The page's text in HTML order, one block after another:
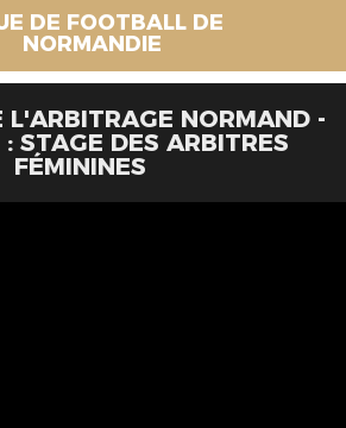
DE FOOTBALL DE
NORMANDIE
L'ARBITRAGE NORMAND -
STAGE DES ARBITRES
FÉMININES